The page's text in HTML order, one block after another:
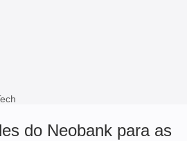
do Neobank para as